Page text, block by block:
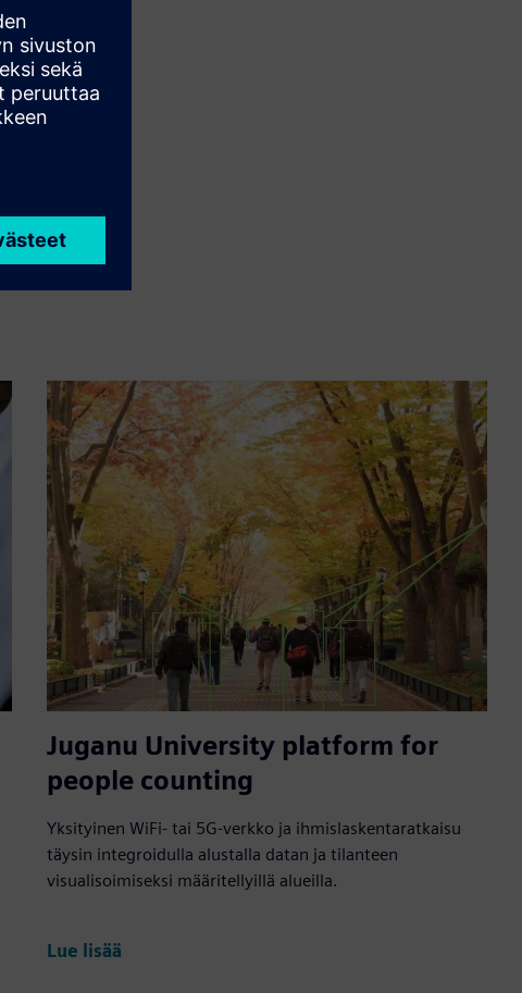
Juganu University platform for
people counting
Yksityinen WiFi- tai 5G-verkko ja ihmislaskentaratkaisu
täysin integroidulla alustalla datan ja tilanteen
visualisoimiseksi määritellyillä alueilla.
Lue lisää